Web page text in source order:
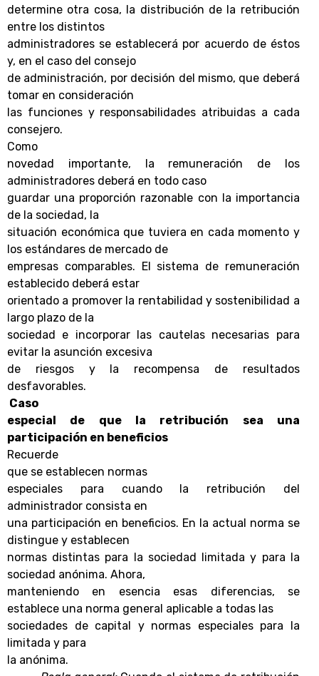
determine otra cosa, la distribución de la retribución
entre los distintos
administradores se establecerá por acuerdo de éstos
y, en el caso del consejo
de administración, por decisión del mismo, que deberá
tomar en consideración
las funciones y responsabilidades atribuidas a cada
consejero.
Como
novedad importante, la remuneración de los
administradores deberá en todo caso
guardar una proporción razonable con la importancia
de la sociedad, la
situación económica que tuviera en cada momento y
los estándares de mercado de
empresas comparables. El sistema de remuneración
establecido deberá estar
orientado a promover la rentabilidad y sostenibilidad a
largo plazo de la
sociedad e incorporar las cautelas necesarias para
evitar la asunción excesiva
de riesgos y la recompensa de resultados
desfavorables.
Caso
especial de que la retribución sea una
participación en beneficios
Recuerde
que se establecen normas
especiales para cuando la retribución del
administrador consista en
una participación en beneficios. En la actual norma se
distingue y establecen
normas distintas para la sociedad limitada y para la
sociedad anónima. Ahora,
manteniendo en esencia esas diferencias, se
establece una norma general aplicable a todas las
sociedades de capital y normas especiales para la
limitada y para
la anónima.